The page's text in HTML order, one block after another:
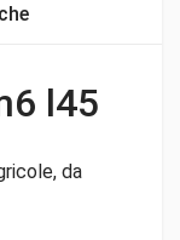
l45
da